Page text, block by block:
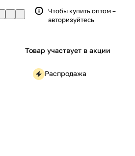
Чтобы купить оптом –
авторизуйтесь
Товар участвует в акции
Распродажа